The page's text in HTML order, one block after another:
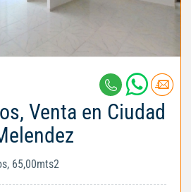
Venta en Ciudad
65,00mts2